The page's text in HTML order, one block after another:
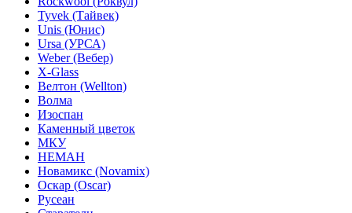
Tyvek (Тайвек)
Unis (Юнис)
Ursa (УРСА)
Weber (Вебер)
X-Glass
Велтон (Wellton)
Волма
Изоспан
Каменный цветок
МКУ
НЕМАН
Новамикс (Novamix)
Оскар (Oscar)
Русеан